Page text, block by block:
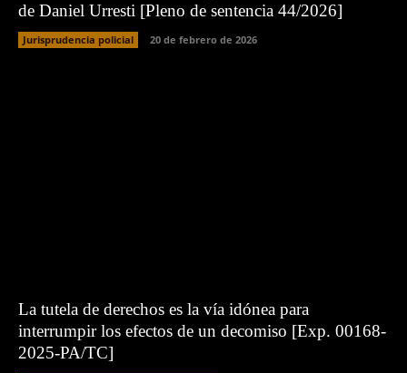
de Daniel Urresti [Pleno de sentencia 44/2026]
Jurisprudencia policial 20 de febrero de 2026
La tutela de derechos es la vía idónea para
interrumpir los efectos de un decomiso [Exp. 00168-
2025-PA/TC]